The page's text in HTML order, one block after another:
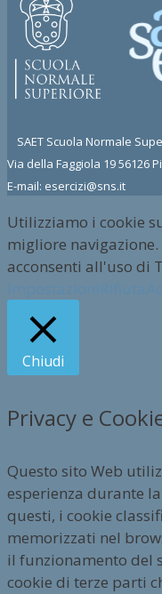
SAET Scuola Normale
Via della Faggiola 19 56126
E-mail: esercizi@sns.it
Utilizziamo i cookie
migliore
acconsenti all'uso di
Chiudi
Privacy e
Questo sito Web
esperienza durante
questi, i cookie
memorizzati nel
il funzionamento del
cookie di terze parti